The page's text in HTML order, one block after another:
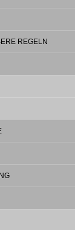
REGELN